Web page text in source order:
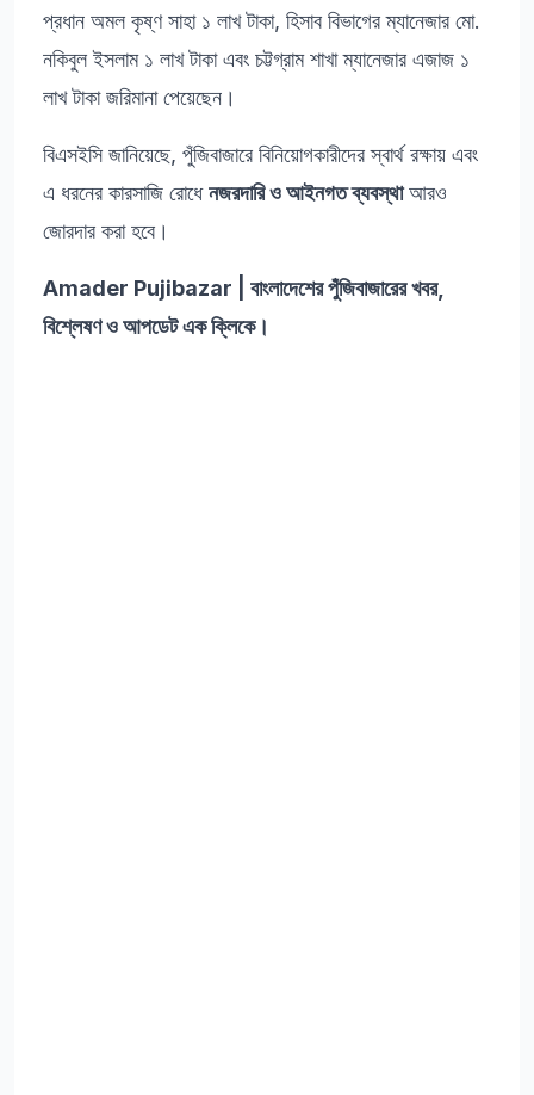
প্রধান অমল কৃষ্ণ সাহা ১ লাখ টাকা, হিসাব বিভাগের ম্যানেজার মো.
নকিবুল ইসলাম ১ লাখ টাকা এবং চট্টগ্রাম শাখা ম্যানেজার এজাজ ১
লাখ টাকা জরিমানা পেয়েছেন।
বিএসইসি জানিয়েছে, পুঁজিবাজারে বিনিয়োগকারীদের স্বার্থ রক্ষায় এবং
এ ধরনের কারসাজি রোধেনজরদারি ও আইনগত ব্যবস্থাআরও
জোরদার করা হবে।
Amader Pujibazar | বাংলাদেশের পুঁজিবাজারের খবর,
বিশ্লেষণ ও আপডেট এক ক্লিকে।